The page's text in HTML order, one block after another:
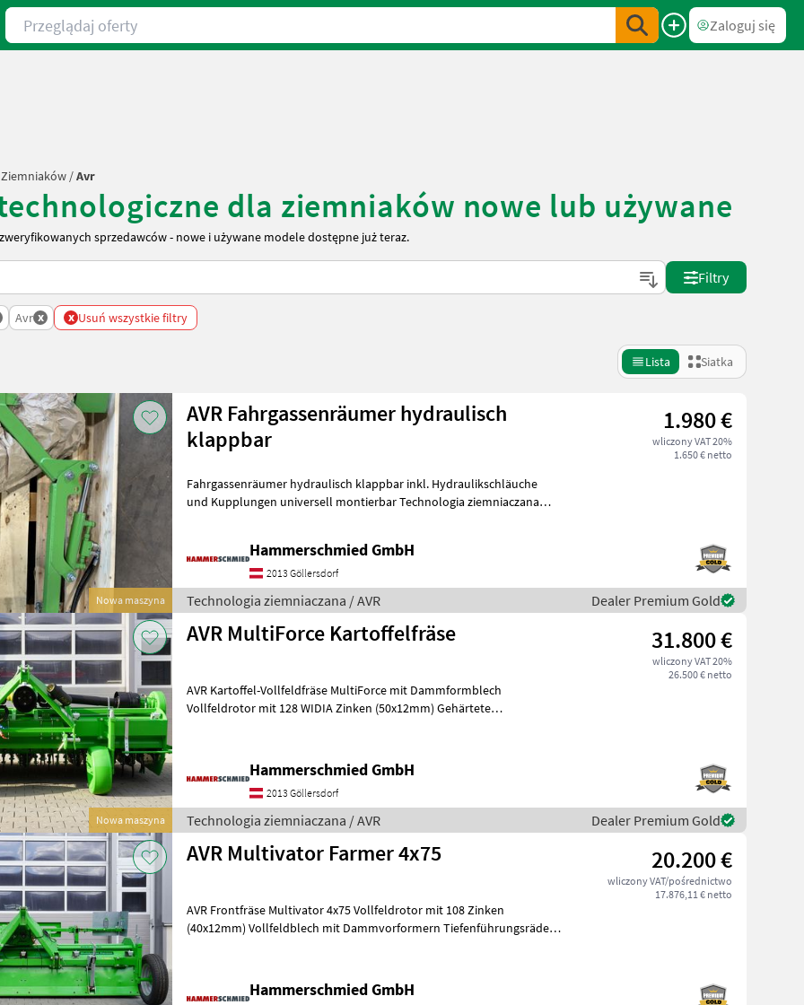
Przeglądaj oferty
Zaloguj się
/Avr
dla ziemniaków nowe lub używane
sprzedawców - nowe i używane modele dostępne już teraz.
Filtry
Ziemniakow
Avr x x Usuń wszystkie filtry
Lista Siatka
Nowa maszyna
AVR Fahrgassenräumer hydraulisch
klappbar
1.980 €
wliczony VAT 20%
1.650 € netto
Fahrgassenräumer hydraulisch klappbar inkl. Hydraulikschläuche
und Kupplungen universell montierbar Technologia ziemniaczana
Hammerschmied GmbH
2013 Göllersdorf
Technologia ziemniaczana / AVR Dealer Premium Gold
Nowa maszyna
AVR MultiForce Kartoffelfräse 31.800 €
wliczony VAT 20%
26.500 € netto
AVR Kartoffel-Vollfeldfräse MultiForce mit Dammformblech
Vollfeldrotor mit 128 WIDIA Zinken (50x12mm) Gehärtete
Hammerschmied GmbH
2013 Göllersdorf
Technologia ziemniaczana / AVR Dealer Premium Gold
AVR Multivator Farmer 4x75 20.200 €
wliczony VAT/pośrednictwo
17.876,11 € netto
AVR Frontfräse Multivator 4x75 Vollfeldrotor mit 108 Zinken
(40x12mm) Vollfeldblech mit Dammvorformern Tiefenführungsräder
Hammerschmied GmbH